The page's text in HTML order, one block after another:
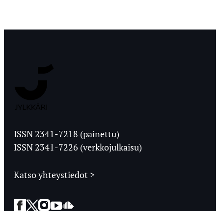
Ylioppilaslehti
ISSN 2341-7218 (painettu)
ISSN 2341-7226 (verkkojulkaisu)
Katso yhteystiedot >
Facebook
Twitter
Instagram
YouTube
SoundCloud